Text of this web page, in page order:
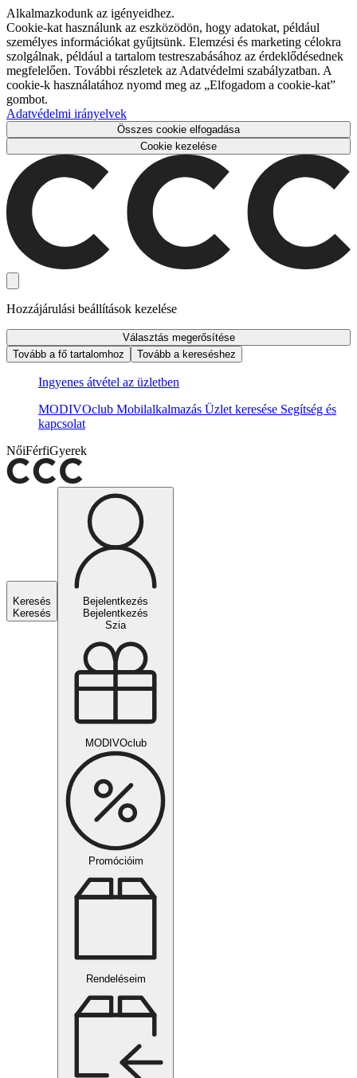
Alkalmazkodunk az igényeidhez.
Cookie-kat használunk az eszközödön, hogy adatokat, például
személyes információkat gyűjtsünk. Elemzési és marketing célokra
szolgálnak, például a tartalom testreszabásához az érdeklődésednek
megfelelően. További részletek az Adatvédelmi szabályzatban. A
cookie-k használatához nyomd meg az „Elfogadom a cookie-kat”
gombot.
Adatvédelmi irányelvek
Összes cookie elfogadása
Cookie kezelése
Hozzájárulási beállítások kezelése
Választás megerősítése
Tovább a fő tartalomhoz
Tovább a kereséshez
Ingyenes átvétel az üzletben
MODIVOclub Mobilalkalmazás Üzlet keresése Segítség és
kapcsolat
NőiFérfiGyerek
Keresés
Keresés
Bejelentkezés
Bejelentkezés
Szia
MODIVOclub
Promócióim
Rendeléseim